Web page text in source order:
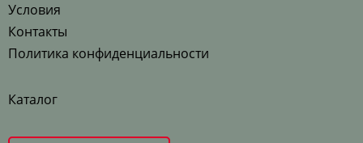
Условия
Контакты
Политика конфиденциальности
Каталог